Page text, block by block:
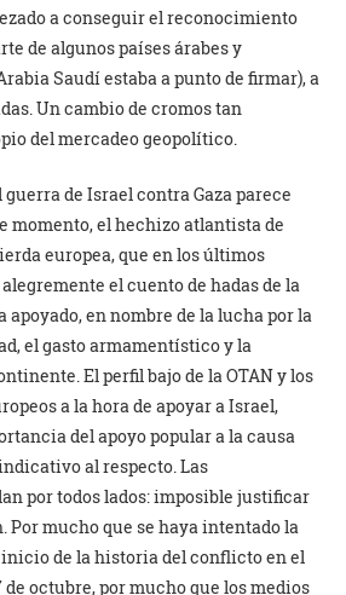
a conseguir el reconocimiento
de algunos países árabes y
Saudí estaba a punto de firmar), a
Un cambio de cromos tan
del mercadeo geopolítico.
de Israel contra Gaza parece
momento, el hechizo atlantista de
europea, que en los últimos
el cuento de hadas de la
apoyado, en nombre de la lucha por la
el gasto armamentístico y la
El perfil bajo de la OTAN y los
a la hora de apoyar a Israel,
del apoyo popular a la causa
al respecto. Las
por todos lados: imposible justificar
Por mucho que se haya intentado la
de la historia del conflicto en el
de octubre, por mucho que los medios